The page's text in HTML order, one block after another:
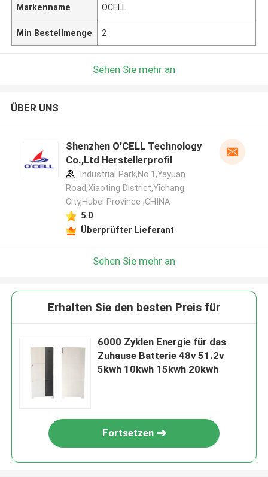
Markenname OCELL
Min Bestellmenge 2
Sehen Sie mehr an
ÜBER UNS
Shenzhen O'CELL Technology
Co.,Ltd Herstellerprofil
Industrial Park,No.1,Yayuan
Road,Xiaoting District,Yichang
City,Hubei Province ,CHINA
5.0
Überprüfter Lieferant
Sehen Sie mehr an
Erhalten Sie den besten Preis für
6000 Zyklen Energie für das
Zuhause Batterie 48v 51.2v
5kwh 10kwh 15kwh 20kwh
Fortsetzen